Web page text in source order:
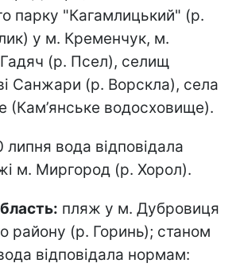
парку "Кагамлицький" (р.
у м. Кременчук, м.
(р. Псел), селищ
Санжари (р. Ворскла), села
(Кам’янське водосховище).
вода відповідала
м. Миргород (р. Хорол).
пляж у м. Дубровиця
району (р. Горинь); станом
відповідала нормам: